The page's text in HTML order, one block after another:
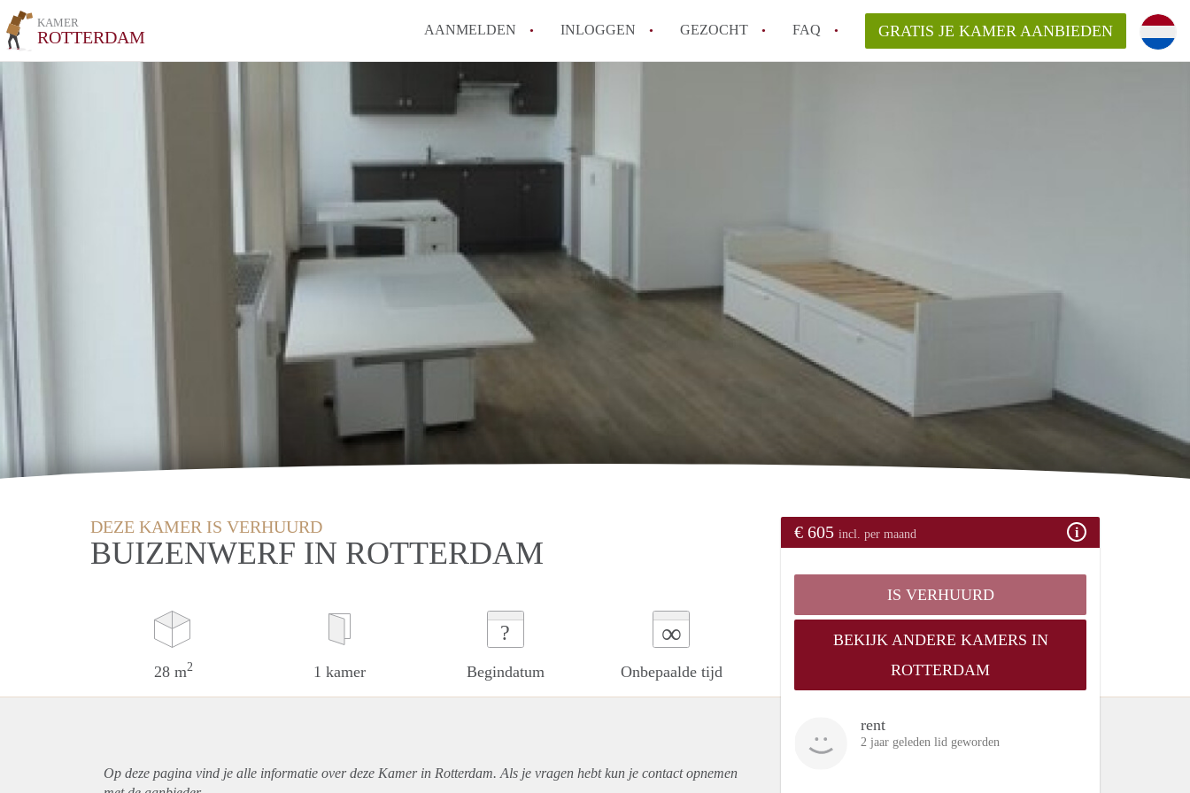
KAMER
ROTTERDAM AANMELDEN INLOGGEN GEZOCHT FAQ GRATIS JE KAMER AANBIEDEN
DEZE KAMER IS VERHUURD
BUIZENWERF IN ROTTERDAM
28 m2 1 kamer
?
Begindatum
∞
Onbepaalde tijd
€ 605 incl. per maand
IS VERHUURD
BEKIJK ANDERE KAMERS IN
ROTTERDAM
rent
2 jaar geleden lid geworden
Op deze pagina vind je alle informatie over deze Kamer in Rotterdam. Als je vragen hebt kun je contact opnemen